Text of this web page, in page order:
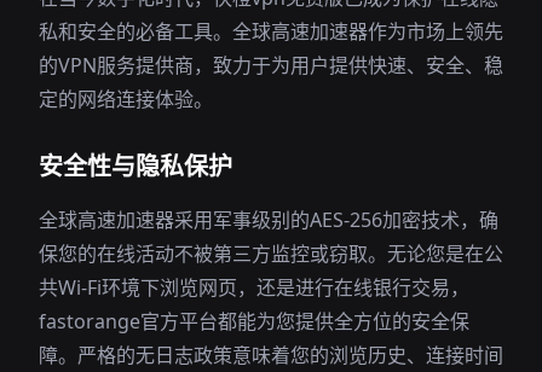
私和安全的必备工具。全球高速加速器作为市场上领先
的VPN服务提供商，致力于为用户提供快速、安全、稳
定的网络连接体验。
安全性与隐私保护
全球高速加速器采用军事级别的AES-256加密技术，确
保您的在线活动不被第三方监控或窃取。无论您是在公
共Wi-Fi环境下浏览网页，还是进行在线银行交易，
fastorange官方平台都能为您提供全方位的安全保
障。严格的无日志政策意味着您的浏览历史、连接时间